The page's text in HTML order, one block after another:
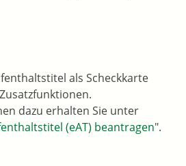
als Scheckkarte
dazu erhalten Sie unter
(eAT) beantragen".